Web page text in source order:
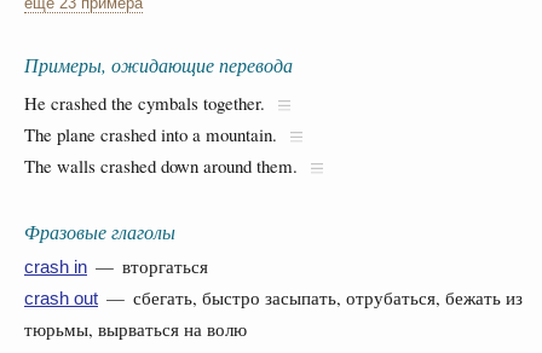
Примеры, ожидающие перевода
He crashed the cymbals together.
The plane crashed into a mountain.
The walls crashed down around them.
Фразовые глаголы
crash in — вторгаться
crash out — сбегать, быстро засыпать, отрубаться, бежать из
тюрьмы, вырваться на волю